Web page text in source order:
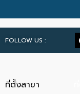
FOLLOW US :
ที่ตั้งสาขา